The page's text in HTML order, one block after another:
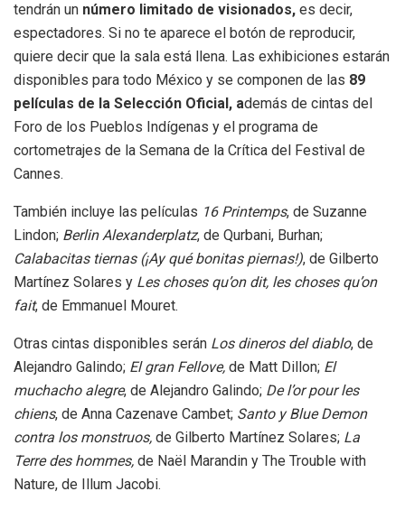
tendrán un número limitado de visionados, es decir,
espectadores. Si no te aparece el botón de reproducir,
quiere decir que la sala está llena. Las exhibiciones estarán
disponibles para todo México y se componen de las 89
películas de la Selección Oficial, además de cintas del
Foro de los Pueblos Indígenas y el programa de
cortometrajes de la Semana de la Crítica del Festival de
Cannes.
También incluye las películas 16 Printemps, de Suzanne
Lindon; Berlin Alexanderplatz, de Qurbani, Burhan;
Calabacitas tiernas (¡Ay qué bonitas piernas!), de Gilberto
Martínez Solares y Les choses qu’on dit, les choses qu’on
fait, de Emmanuel Mouret.
Otras cintas disponibles serán Los dineros del diablo, de
Alejandro Galindo; El gran Fellove, de Matt Dillon; El
muchacho alegre, de Alejandro Galindo; De l’or pour les
chiens, de Anna Cazenave Cambet; Santo y Blue Demon
contra los monstruos, de Gilberto Martínez Solares; La
Terre des hommes, de Naël Marandin y The Trouble with
Nature, de Illum Jacobi.